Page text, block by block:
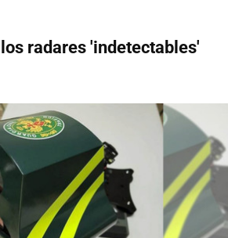
radares 'indetectables'